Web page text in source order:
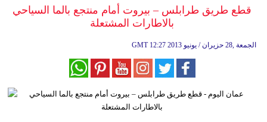
وموسيقى
سياحة
قطع طريق طرابلس – بيروت أمام منتجع بالما السياحي
بالاطارات المشتعلة
GMT 12:27 2013 الجمعة ,28 حزيران / يونيو